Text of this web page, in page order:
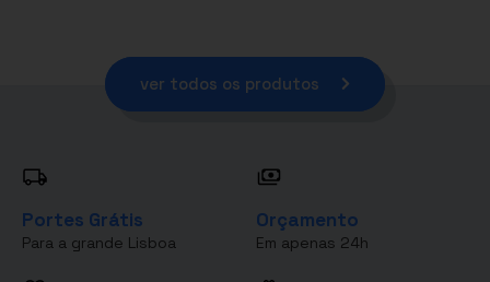
ver todos os produtos
Portes Grátis
Para a grande Lisboa
Orçamento
Em apenas 24h